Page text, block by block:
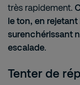
très rapidement.
le ton, en rejetant
surenchérissant
escalade.
Tenter de